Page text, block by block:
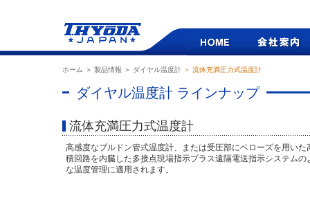
ホーム ＞ 製品情報 ＞ ダイヤル温度計 ＞ 流体充満圧力式温度計
ダイヤル温度計 ラインナップ
流体充満圧力式温度計
高感度なブルドン管式温度計、または受圧部にベローズを用い
積回路を内臓した多接点現場指示プラス遠隔電送指示システム
な温度管理に適用されます。